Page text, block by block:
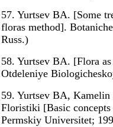
57. Yurtsev BA. [Some
floras method].
Russ.)
58. Yurtsev BA. [Flora
Otdeleniye
59. Yurtsev BA,
Floristiki [Basic
Permskiy Universitet;